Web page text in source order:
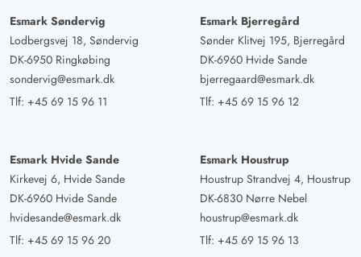
Esmark Søndervig
Lodbergsvej 18, Søndervig
DK-6950 Ringkøbing
sondervig@esmark.dk
Tlf: +45 69 15 96 11
Esmark Bjerregård
Sønder Klitvej 195, Bjerregård
DK-6960 Hvide Sande
bjerregaard@esmark.dk
Tlf: +45 69 15 96 12
Esmark Hvide Sande
Kirkevej 6, Hvide Sande
DK-6960 Hvide Sande
hvidesande@esmark.dk
Tlf: +45 69 15 96 20
Esmark Houstrup
Houstrup Strandvej 4, Houstrup
DK-6830 Nørre Nebel
houstrup@esmark.dk
Tlf: +45 69 15 96 13